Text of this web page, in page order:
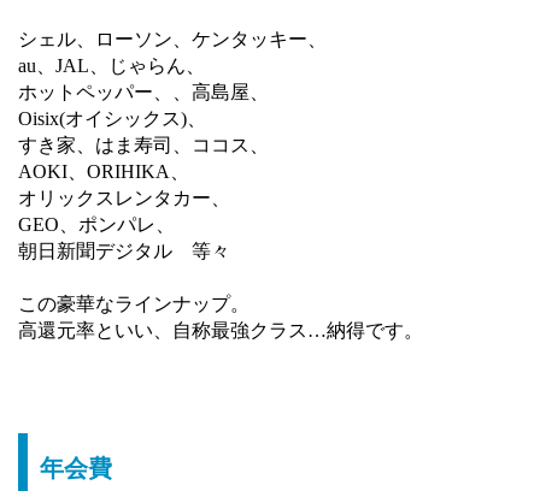
シェル、ローソン、ケンタッキー、
au、JAL、じゃらん、
ホットペッパー、、高島屋、
Oisix(オイシックス)、
すき家、はま寿司、ココス、
AOKI、ORIHIKA、
オリックスレンタカー、
GEO、ポンパレ、
朝日新聞デジタル 等々
この豪華なラインナップ。
高還元率といい、自称最強クラス…納得です。
年会費